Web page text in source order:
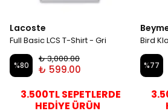
Lacoste
Full Basic LCS T-Shirt - Gri
%80
₺ 3,000.00
₺ 599.00
3.500TL SEPETLERDE
HEDİYE ÜRÜN
Bird
%77